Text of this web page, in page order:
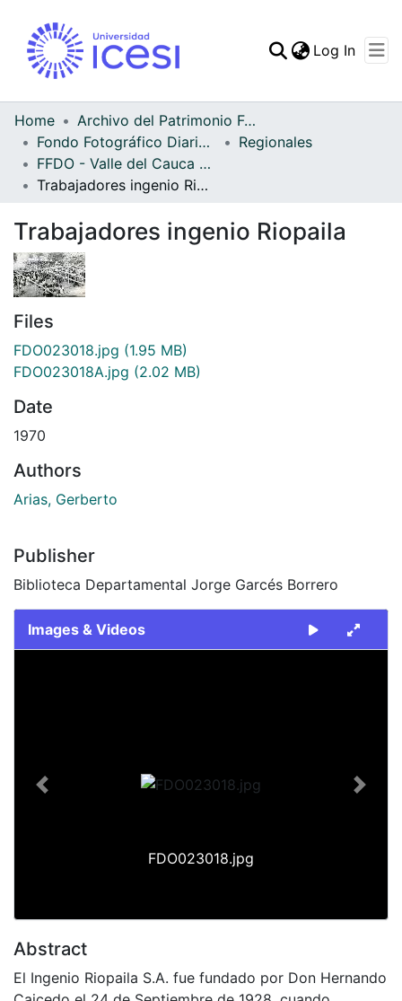
Statistics
Log In
Home
Archivo del Patrimonio Fotográfico y Fílmico del Valle del Cauca
Fondo Fotográfico Diario Occidente
Regionales
FFDO - Valle del Cauca - Patrimonial
Trabajadores ingenio Riopaila
Trabajadores ingenio Riopaila
Files
FDO023018.jpg (1.95 MB)
FDO023018A.jpg (2.02 MB)
Date
1970
Authors
Arias, Gerberto
Publisher
Biblioteca Departamental Jorge Garcés Borrero
Images & Videos
FDO023018.jpg
Previous Next
Abstract
El Ingenio Riopaila S.A. fue fundado por Don Hernando